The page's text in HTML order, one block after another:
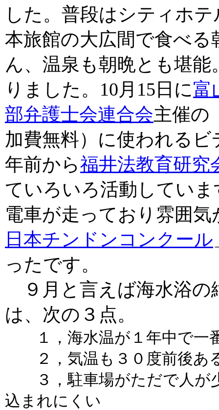
した。普段はシティホ
本旅館の大広間で食べ
ん、温泉も朝晩とも堪
りました。10月15日に富
部弁護士会連合会主催の
加費無料）に使われる
年前から福井法教育研究
ていろいろ活動してい
電車が走っており雰囲
日本チンドンコンクール
ったです。
９月と言えば海水浴の
は、次の３点。
１，海水温が１年中で一
２，気温も３０度前後あ
３，駐車場がただで人が
込まれにくい